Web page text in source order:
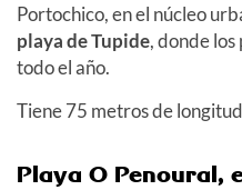
Portochico, en el núcleo
playa de Tupide, donde
todo el año.
Tiene 75 metros de
Playa O Penoural,